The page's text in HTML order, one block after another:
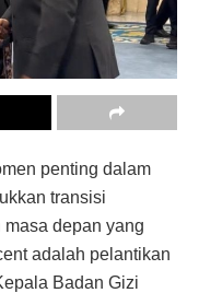
penting dalam
transisi
depan yang
adalah pelantikan
Badan Gizi